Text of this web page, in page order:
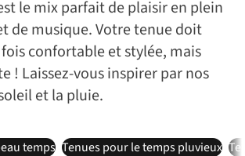
le mix parfait de plaisir en plein
de musique. Votre tenue doit
confortable et stylée, mais
! Laissez-vous inspirer par nos
et la pluie.
temps Tenues pour le temps pluvieux